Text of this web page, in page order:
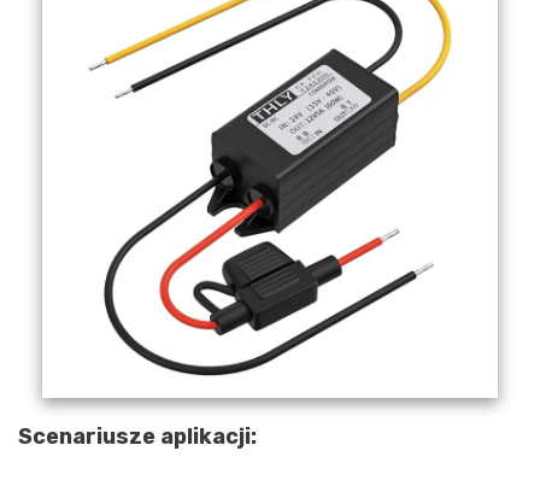
Scenariusze aplikacji: